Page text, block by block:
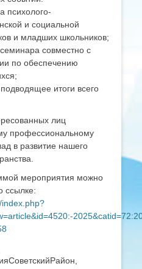
психолого-
и социальной
и младших школьников;
совместно с
по обеспечению
итоги всего
лиц
профессиональному
в развитие нашего
мероприятия можно
ссылке: